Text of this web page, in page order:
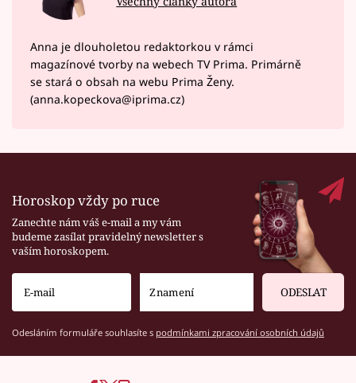
Anna je dlouholetou redaktorkou v rámci
magazínové tvorby na webech TV Prima. Primárně
se stará o obsah na webu Prima Ženy.
(anna.kopeckova@iprima.cz)
Horoskop vždy po ruce
Zanechte nám váš e-mail a my vám
budeme zasílat pravidelný newsletter s
vaším horoskopem.
ODESLAT
Odesláním formuláře souhlasíte s podmínkami zpracování osobních údajů